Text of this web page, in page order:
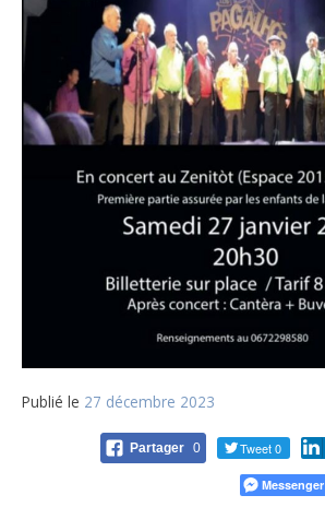
Publié le 27 décembre 2023
Partager 0 Tweet 0
Messenger